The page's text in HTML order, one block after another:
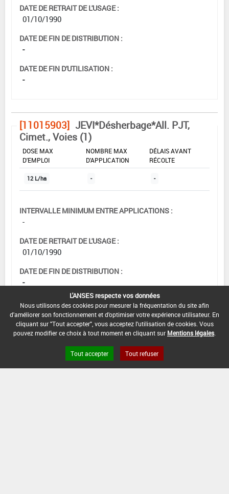
DATE DE RETRAIT DE L'USAGE :
01/10/1990
DATE DE FIN DE DISTRIBUTION :
-
DATE DE FIN D'UTILISATION :
-
[11015903] JEVI*Désherbage*All. PJT,
Cimet., Voies (1)
DOSE MAX
D'EMPLOI
NOMBRE MAX
D'APPLICATION
DÉLAIS AVANT
RÉCOLTE
12 L/ha - -
INTERVALLE MINIMUM ENTRE APPLICATIONS :
-
DATE DE RETRAIT DE L'USAGE :
01/10/1990
DATE DE FIN DE DISTRIBUTION :
-
DATE DE FIN D'UTILISATION :
-
L'ANSES respecte vos données
Nous utilisons des cookies pour mesurer la fréquentation du site afin
d'améliorer son fonctionnement et d'optimiser votre expérience utilisateur. En
cliquant sur "Tout accepter", vous acceptez l'utilisation de cookies. Vous
pouvez modifier ce choix à tout moment en cliquant sur Mentions légales
Tout accepter Tout refuser